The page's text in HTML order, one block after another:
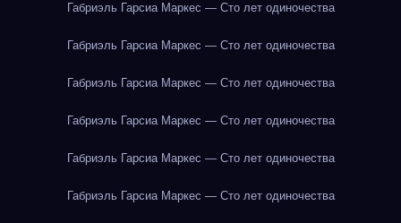
Габриэль Гарсиа Маркес — Сто лет одиночества
Габриэль Гарсиа Маркес — Сто лет одиночества
Габриэль Гарсиа Маркес — Сто лет одиночества
Габриэль Гарсиа Маркес — Сто лет одиночества
Габриэль Гарсиа Маркес — Сто лет одиночества
Габриэль Гарсиа Маркес — Сто лет одиночества